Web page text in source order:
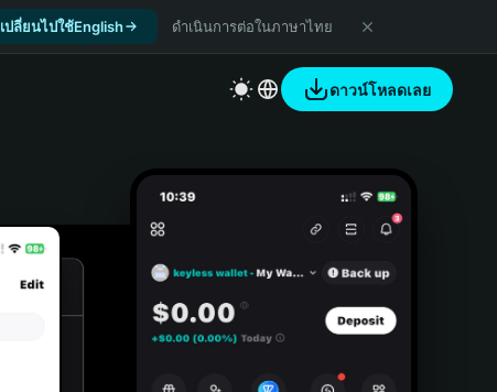
เปลี่ยนไปใช้English ดำเนินการต่อในภาษาไทย
ดาวน์โหลดเลย